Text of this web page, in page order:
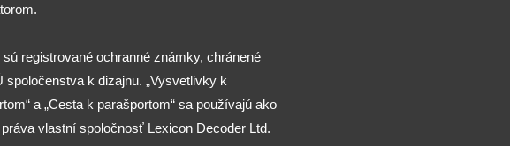
registrované ochranné známky, chránené
k dizajnu. „Vysvetlivky k
a „Cesta k parašportom“ sa používajú ako
vlastní spoločnosť Lexicon Decoder Ltd.